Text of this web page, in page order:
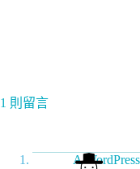
1 則留言
A